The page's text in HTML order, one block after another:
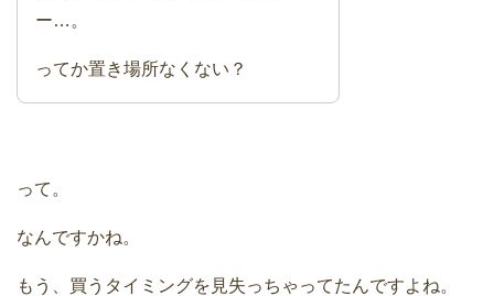
ー…。
ってか置き場所なくない？
って。
なんですかね。
もう、買うタイミングを見失っちゃってたんですよね。